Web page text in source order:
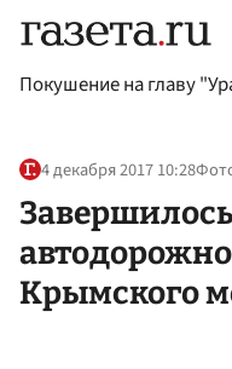
Покушение на главу
4 декабря 2017 10:28
Крымского